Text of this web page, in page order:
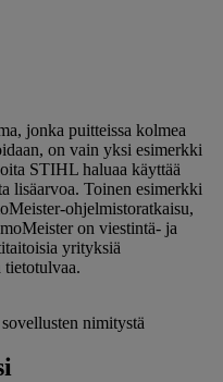
jonka puitteissa kolmea
on vain yksi esimerkki
STIHL haluaa käyttää
lisäarvoa. Toinen esimerkki
ohjelmistoratkaisu,
on viestintä- ja
yrityksiä
tietotulvaa.
nimitystä